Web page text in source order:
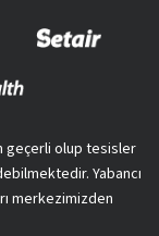
geçerli olup tesisler
Yabancı
merkezimizden